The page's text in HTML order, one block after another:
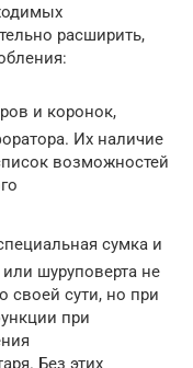
расширить,
и коронок,
Их наличие
возможностей
сумка и
шуруповерта не
своей сути, но при
при
Без этих